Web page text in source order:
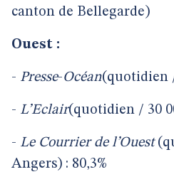
canton de Bellegarde)
Ouest :
- Presse-Océan(quotidien
- L’Eclair(quotidien / 30
- Le Courrier de l’Ouest
Angers) : 80,3%